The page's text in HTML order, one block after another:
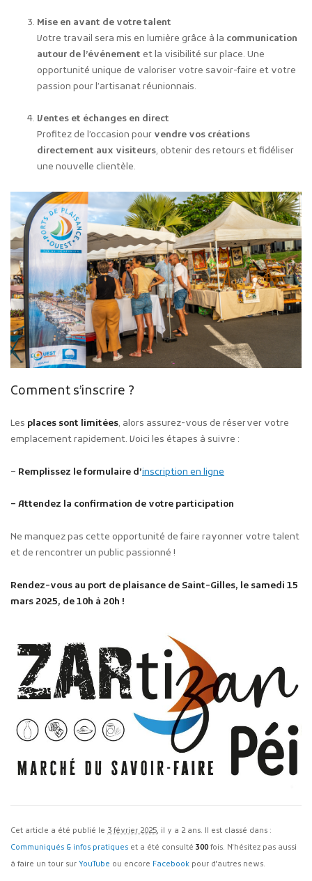
Mise en avant de votre talent
Votre travail sera mis en lumière grâce à la communication
autour de l’événement et la visibilité sur place. Une
opportunité unique de valoriser votre savoir-faire et votre
passion pour l’artisanat réunionnais.
Ventes et échanges en direct
Profitez de l’occasion pour vendre vos créations
directement aux visiteurs, obtenir des retours et fidéliser
une nouvelle clientèle.
Comment s’inscrire ?
Les places sont limitées, alors assurez-vous de réserver votre
emplacement rapidement. Voici les étapes à suivre :
– Remplissez le formulaire d’inscription en ligne
– Attendez la confirmation de votre participation
Ne manquez pas cette opportunité de faire rayonner votre talent
et de rencontrer un public passionné !
Rendez-vous au port de plaisance de Saint-Gilles, le samedi 15
mars 2025, de 10h à 20h !
Cet article a été publié le 3 février 2025, il y a 2 ans. Il est classé dans :
Communiqués & infos pratiques et a été consulté 300 fois. N'hésitez pas aussi
à faire un tour sur YouTube ou encore Facebook pour d'autres news.